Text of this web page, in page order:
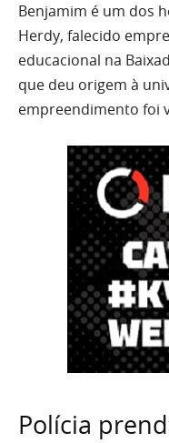
Benjamim é um dos
Herdy, falecido
educacional na
que deu origem à
empreendimento foi
Polícia